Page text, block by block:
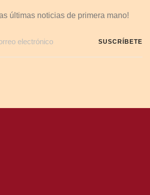
últimas noticias de primera mano!